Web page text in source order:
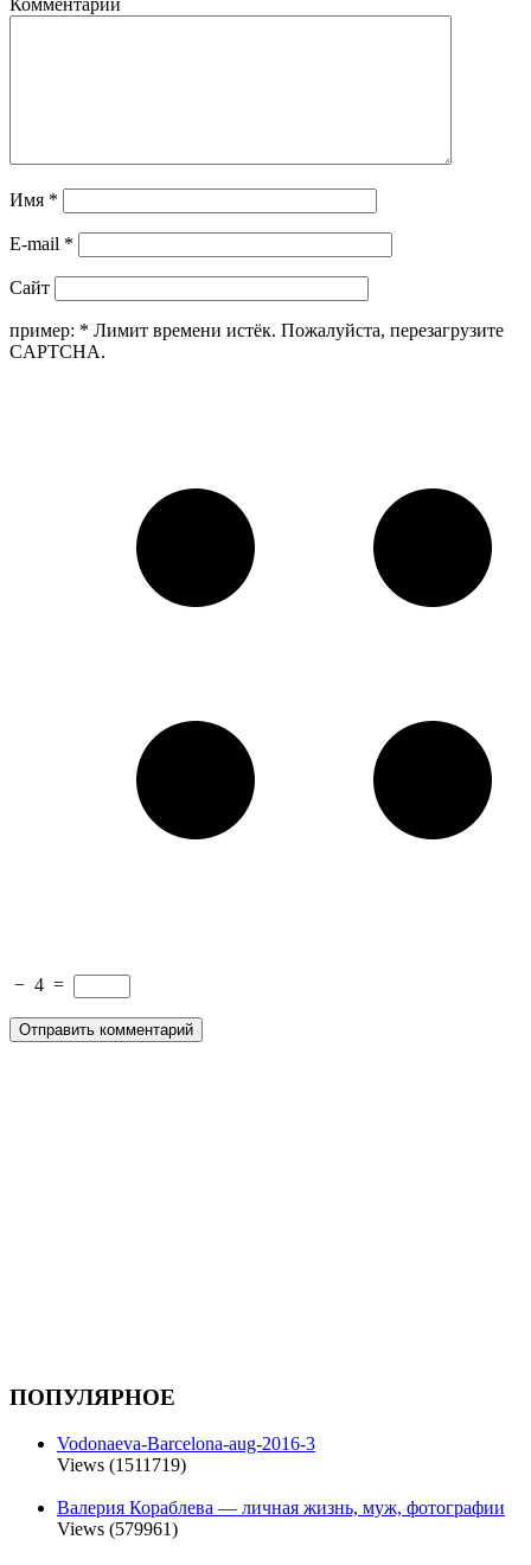
Комментарий
Имя *
E-mail *
Сайт
пример: * Лимит времени истёк. Пожалуйста, перезагрузите
CAPTCHA.
− 4 =
ПОПУЛЯРНОЕ
Vodonaeva-Barcelona-aug-2016-3
Views (1511719)
Валерия Кораблева — личная жизнь, муж, фотографии
Views (579961)